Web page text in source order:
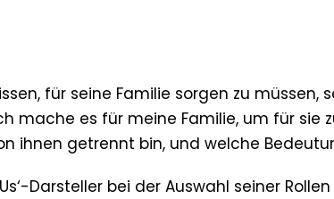
für seine Familie sorgen zu müssen,
mache es für meine Familie, um für sie
ihnen getrennt bin, und welche
Darsteller bei der Auswahl seiner